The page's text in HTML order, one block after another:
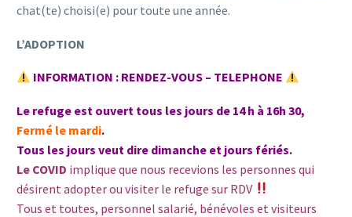
chat(te) choisi(e) pour toute une année.
L’ADOPTION
INFORMATION : RENDEZ-VOUS – TELEPHONE
Le refuge est ouvert tous les jours de 14 h à 16h 30,
Fermé le mardi.
Tous les jours veut dire dimanche et jours fériés.
Le COVID implique que nous recevions les personnes qui
désirent adopter ou visiter le refuge sur RDV
Tous et toutes, personnel salarié, bénévoles et visiteurs